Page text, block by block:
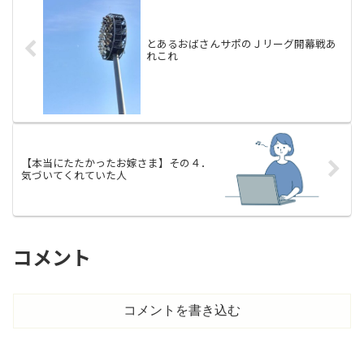
とあるおばさんサポのＪリーグ開幕戦あ
れこれ
【本当にたたかったお嫁さま】その４．
気づいてくれていた人
コメント
コメントを書き込む